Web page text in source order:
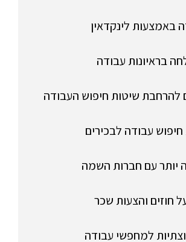
באמצעות לינקדאין
בראיונות עבודה
להרחבת שיטות חיפוש העבודה
עבודה לבכירים
יותר עם חברות השמה
חוזים והצעות שכר
למחפשי עבודה